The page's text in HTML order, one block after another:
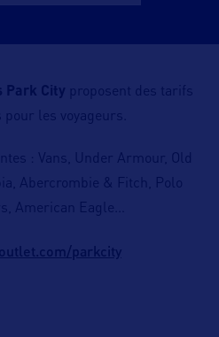
Park City proposent des tarifs
les voyageurs.
: Vans, Under Armour, Old
Abercrombie & Fitch, Polo
American Eagle…
parkcity